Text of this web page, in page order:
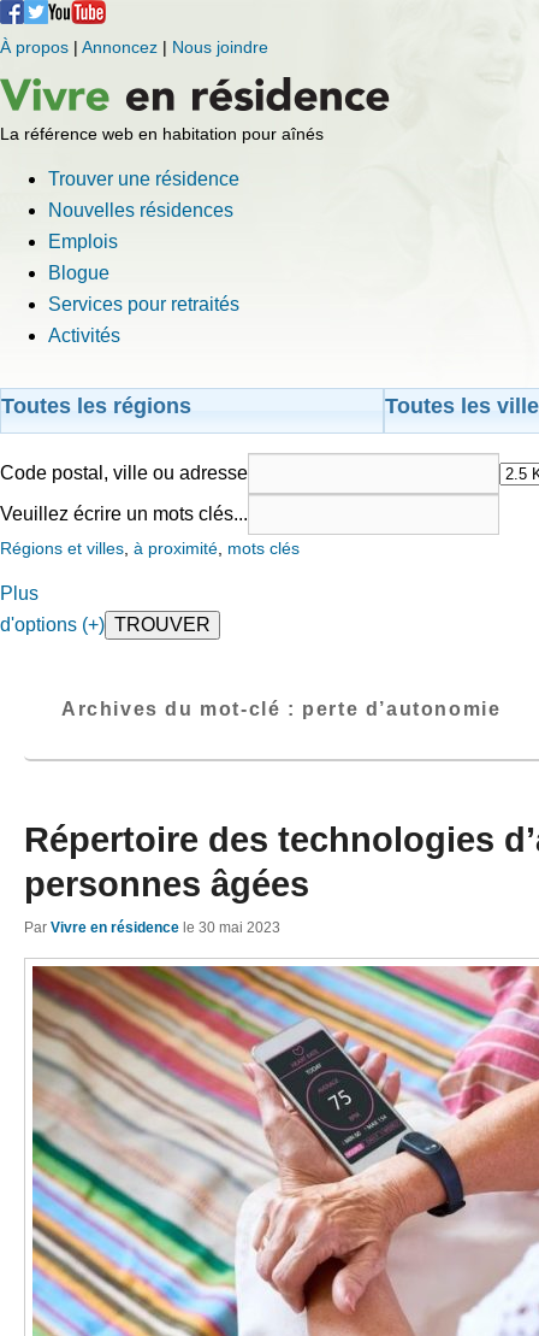
À propos | Annoncez | Nous joindre
La référence web en habitation pour aînés
Trouver une résidence
Nouvelles résidences
Emplois
Blogue
Services pour retraités
Activités
Toutes les régions Toutes les
Code postal, ville ou adresse
Veuillez écrire un mots clés...
Régions et villes à proximité mots clés
Plus
d'options (+)
Archives du mot-clé : perte d’autonomie
Répertoire des technologies
personnes âgées
Par Vivre en résidence le 30 mai 2023